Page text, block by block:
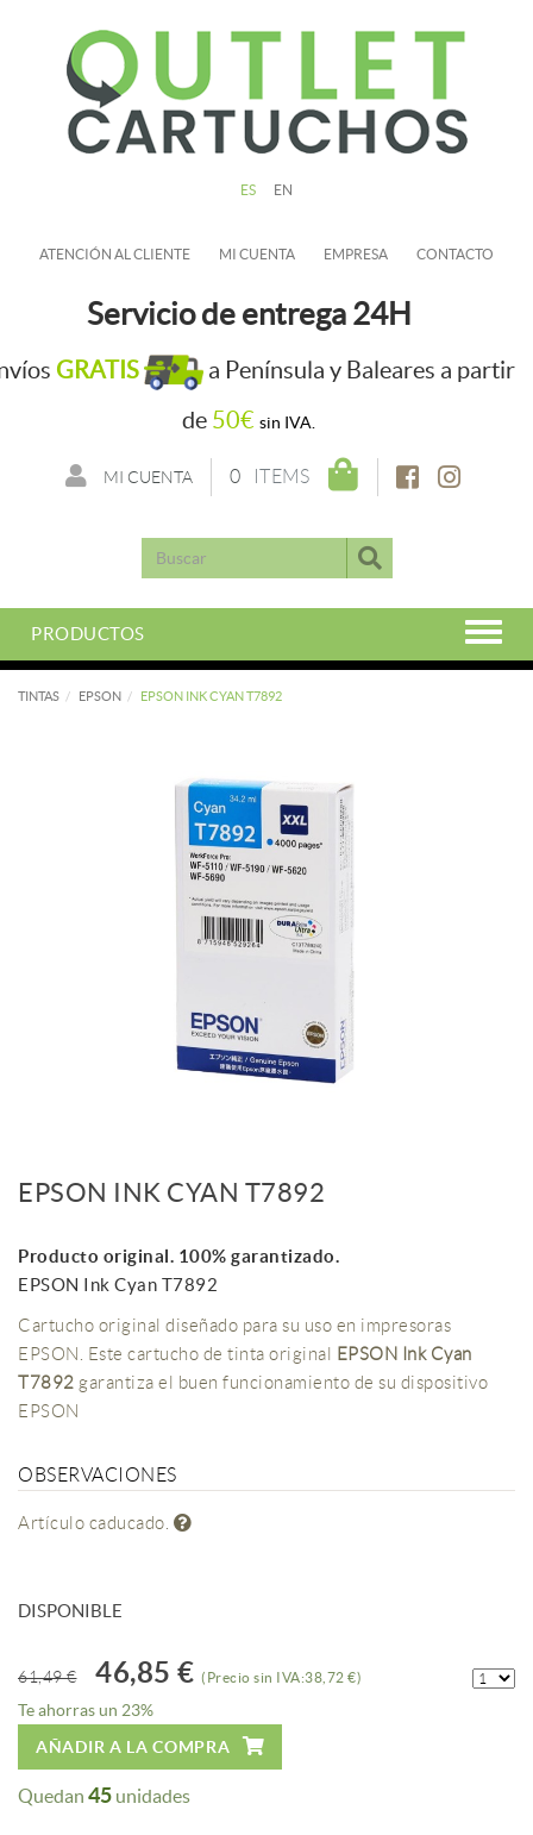
ES EN
ATENCIÓN AL CLIENTE MI CUENTA EMPRESA CONTACTO
Servicio de entrega 24H
GRATIS
a Península y Baleares a partir
de 50€ sin IVA.
0 ITEMS
MI CUENTA
PRODUCTOS
TINTAS EPSON EPSON INK CYAN T7892
EPSON INK CYAN T7892
Producto original. 100% garantizado.
EPSON Ink Cyan T7892
Cartucho original diseñado para su uso en impresoras
EPSON. Este cartucho de tinta original EPSON Ink Cyan
T7892 garantiza el buen funcionamiento de su dispositivo
EPSON
OBSERVACIONES
Artículo caducado.
DISPONIBLE
61,49 € 46,85 € (Precio sin IVA:38,72 €)
Te ahorras un 23%
AÑADIR A LA COMPRA
Quedan 45 unidades